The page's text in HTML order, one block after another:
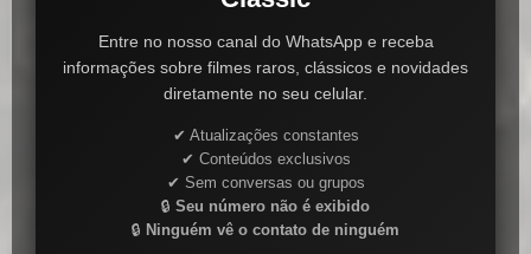
Entre no nosso canal do WhatsApp e receba
informações sobre filmes raros, clássicos e novidades
diretamente no seu celular.
✔ Atualizações constantes
✔ Conteúdos exclusivos
✔ Sem conversas ou grupos
🔒 Seu número não é exibido
🔒 Ninguém vê o contato de ninguém